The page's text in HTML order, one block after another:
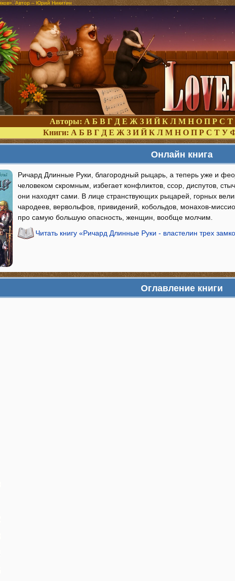
Автор – Юрий Никитин
Авторы: А Б В Г Д Е Ж З И Й К Л М Н О П Р С Т
Книги: А Б В Г Д Е Ж З И Й К Л М Н О П Р С Т У
Онлайн книга
Ричард Длинные Руки, благородный рыцарь, а теперь уже и
человеком скромным, избегает конфликтов, ссор, диспутов,
они находят сами. В лице странствующих рыцарей, горных
чародеев, вервольфов, привидений, кобольдов, монахов-
про самую большую опасность, женщин, вообще молчим.
Читать книгу «Ричард Длинные Руки - властелин трех
Оглавление книги